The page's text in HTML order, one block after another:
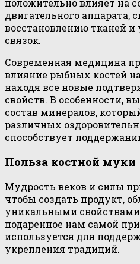
двигательного аппарата,
восстановлению тканей
связок.
Современная медицина
влияние рыбных костей
находя все новые
свойств. В особенности,
состав минералов,
различных
способствует
Польза костной муки
Мудрость веков и силы
чтобы создать продукт,
уникальными
подаренное нам самой
используется для
укрепления традиций.